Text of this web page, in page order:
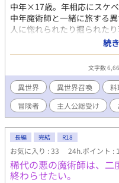
中年×17歳。年相応にスケ
中年魔術師と一緒に旅する
人に惚れられたり掘られた
には俺TUEEな話です。 話
ます。基本は生産系。 日帰
主人公総受け愛されとヤン
ださい。 （末尾に【※】表
記は微エロです。現在毎日
※他サイトでも掲載中。
イラスト始めました。：
続
文字数
異世界 異世界召喚 料
冒険者
主人公総受け
長編 完結 R18
お気に入り : 33 24h.ポイント :
稀代の悪の魔術師は、二
終わらせたい。